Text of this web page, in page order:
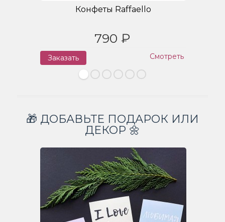
Конфеты Raffaello
790 ₽
Заказать Смотреть
🎁 ДОБАВЬТЕ ПОДАРОК ИЛИ
ДЕКОР 🌼